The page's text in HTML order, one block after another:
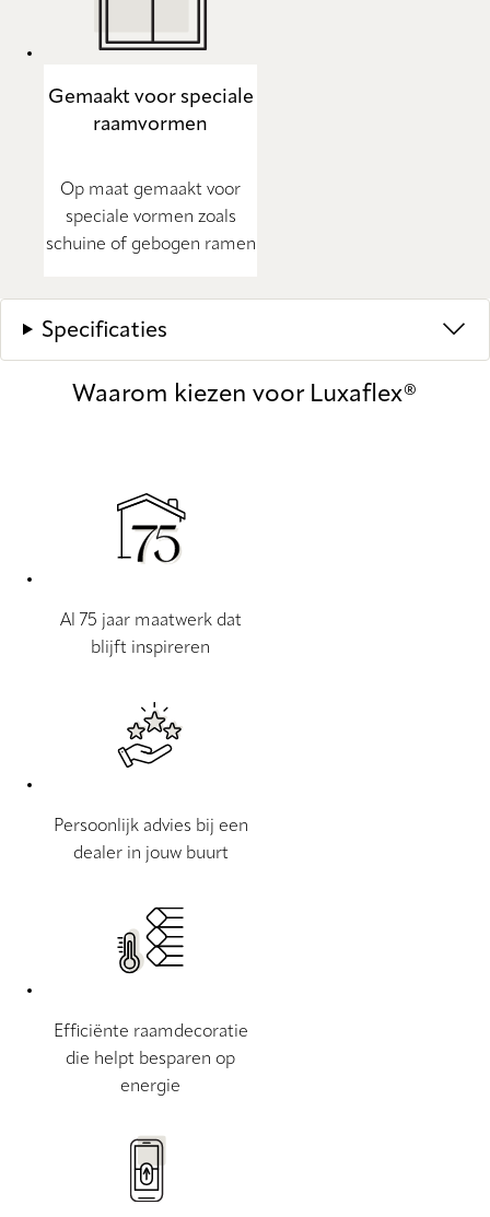
Gemaakt voor speciale
raamvormen
Op maat gemaakt voor
speciale vormen zoals
schuine of gebogen ramen
Specificaties
Waarom kiezen voor Luxaflex®
Al 75 jaar maatwerk dat
blijft inspireren
Persoonlijk advies bij een
dealer in jouw buurt
Efficiënte raamdecoratie
die helpt besparen op
energie